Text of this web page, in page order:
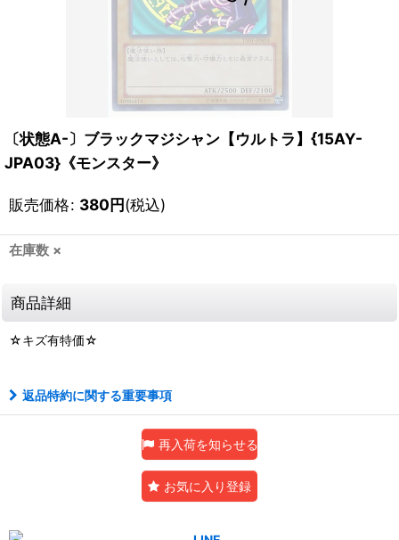
〔状態A-〕ブラックマジシャン【ウルトラ】{15AY-
JPA03}《モンスター》
販売価格: 380円(税込)
在庫数 ×
商品詳細
☆キズ有特価☆
返品特約に関する重要事項
再入荷を知らせる
お気に入り登録